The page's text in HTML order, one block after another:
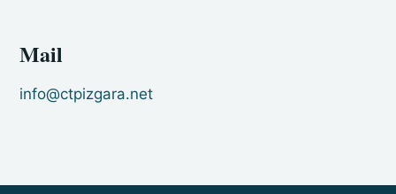
Mail
info@ctpizgara.net